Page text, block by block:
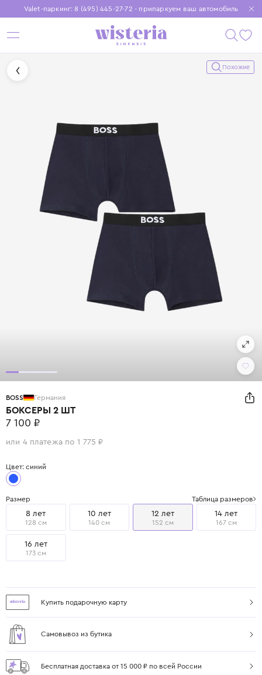
Valet-паркинг: 8 (495) 445-27-72 - припаркуем ваш автомобиль
Бесплатная доставка при заказе от 15 000 ₽
Установите приложение, чтобы покупки были еще удобнее
Похожие
BOSS Германия
БОКСЕРЫ 2 ШТ
7 100 ₽
или 4 платежа по 1 775 ₽
Цвет: синий
Размер Таблица размеров
8 лет
128 см
10 лет
140 см
12 лет
152 см
14 лет
167 см
16 лет
173 см
Купить подарочную карту
Самовывоз из бутика
Бесплатная доставка от 15 000 ₽ по всей России